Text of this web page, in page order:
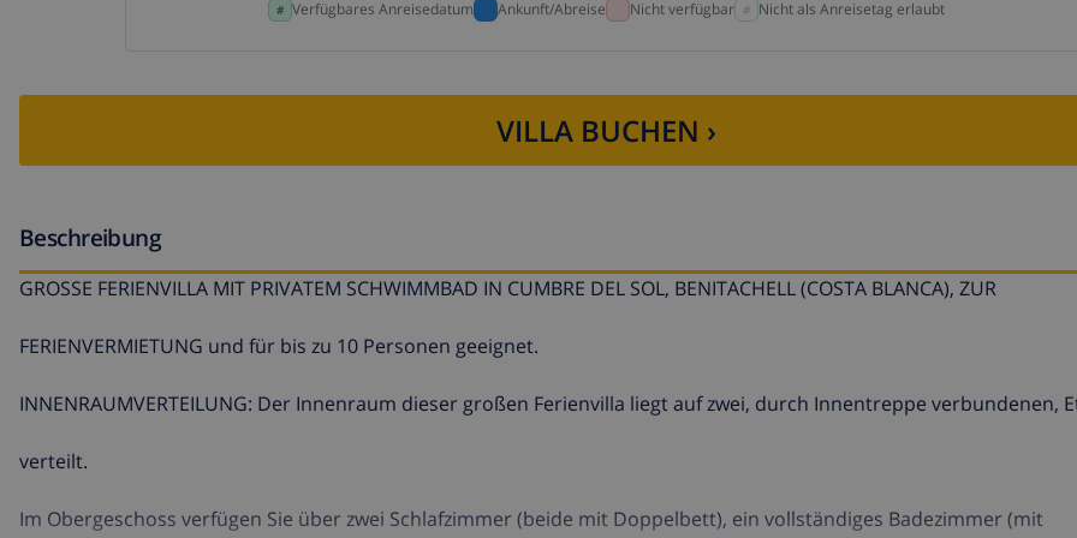
Verfügbares Anreisedatum Ankunft/Abreise Nicht verfügbar Nicht als Anreisetag erlaubt
VILLA BUCHEN ›
Beschreibung
GROSSE FERIENVILLA MIT PRIVATEM SCHWIMMBAD IN CUMBRE DEL SOL, BENITACHELL (COSTA BLANCA), ZUR
FERIENVERMIETUNG und für bis zu 10 Personen geeignet.
INNENRAUMVERTEILUNG: Der Innenraum dieser großen Ferienvilla liegt auf zwei, durch Innentreppe verbundenen,
verteilt.
Im Obergeschoss verfügen Sie über zwei Schlafzimmer (beide mit Doppelbett), ein vollständiges Badezimmer (mit